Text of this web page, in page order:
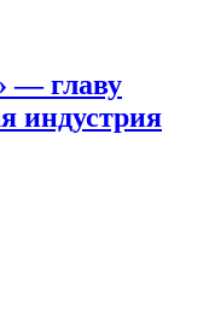
— главу
индустрия